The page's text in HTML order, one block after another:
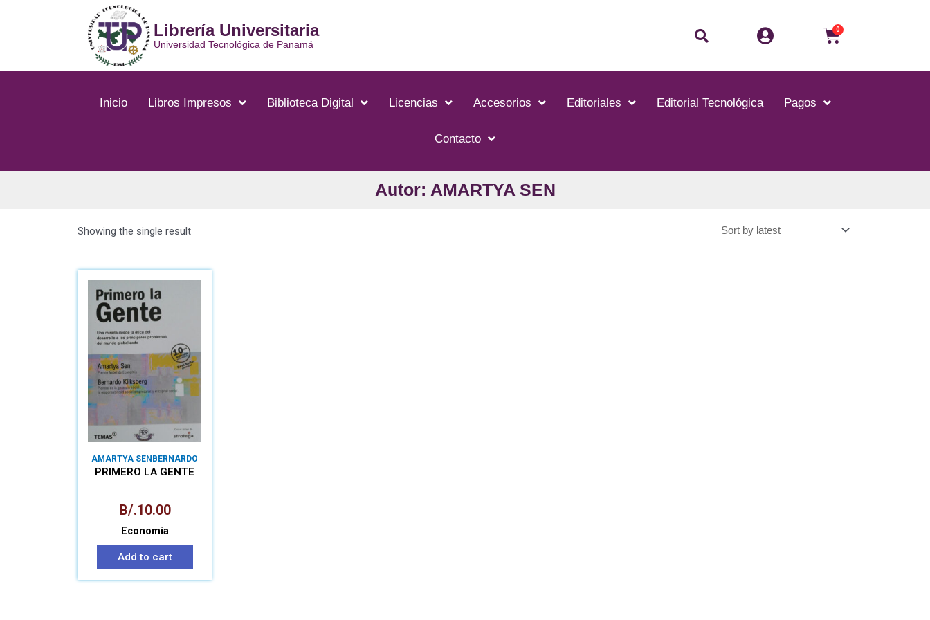
Librería Universitaria
Universidad Tecnológica de Panamá
0
Inicio Libros Impresos Biblioteca Digital Licencias Accesorios Editoriales Editorial Tecnológica Pagos
Contacto
Autor: AMARTYA SEN
Showing the single result
AMARTYA SEN BERNARDO
KLIKSBERG
PRIMERO LA GENTE
B/.10.00
Economía
Add to cart